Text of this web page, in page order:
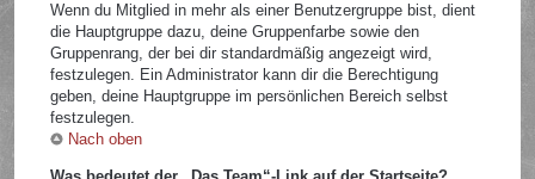
Wenn du Mitglied in mehr als einer Benutzergruppe bist, dient
die Hauptgruppe dazu, deine Gruppenfarbe sowie den
Gruppenrang, der bei dir standardmäßig angezeigt wird,
festzulegen. Ein Administrator kann dir die Berechtigung
geben, deine Hauptgruppe im persönlichen Bereich selbst
festzulegen.
Nach oben